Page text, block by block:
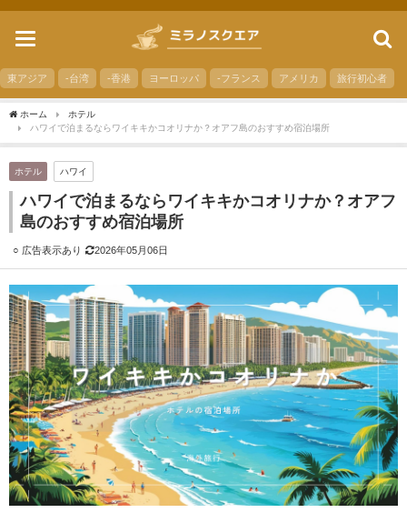
toggle
東アジア -台湾 -香港 ヨーロッパ -フランス アメリカ 旅行初心者
ホーム
ホテル
ハワイで泊まるならワイキキかコオリナか？オアフ島のおすすめ宿泊場所
ホテル ハワイ
ハワイで泊まるならワイキキかコオリナか？オアフ
島のおすすめ宿泊場所
2026年05月06日